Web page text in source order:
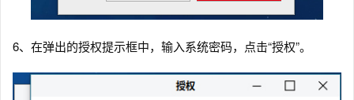
6、在弹出的授权提示框中，输入系统密码，点击“授权”。